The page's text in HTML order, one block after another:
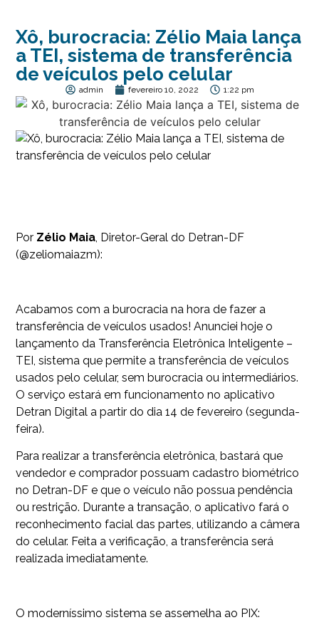
Xô, burocracia: Zélio Maia lança
a TEI, sistema de transferência
de veículos pelo celular
admin fevereiro 10, 2022 1:22 pm
Por Zélio Maia, Diretor-Geral do Detran-DF
(@zeliomaiazm):
Acabamos com a burocracia na hora de fazer a
transferência de veículos usados! Anunciei hoje o
lançamento da Transferência Eletrônica Inteligente –
TEI, sistema que permite a transferência de veículos
usados pelo celular, sem burocracia ou intermediários.
O serviço estará em funcionamento no aplicativo
Detran Digital a partir do dia 14 de fevereiro (segunda-
feira).
Para realizar a transferência eletrônica, bastará que
vendedor e comprador possuam cadastro biométrico
no Detran-DF e que o veículo não possua pendência
ou restrição. Durante a transação, o aplicativo fará o
reconhecimento facial das partes, utilizando a câmera
do celular. Feita a verificação, a transferência será
realizada imediatamente.
O moderníssimo sistema se assemelha ao PIX: